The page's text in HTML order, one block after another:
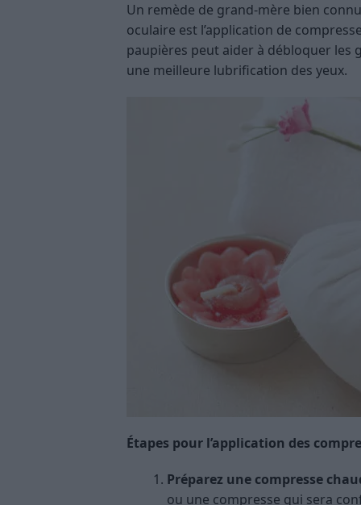
Un remède de grand-mère bien
oculaire est l’application de
paupières peut aider à débloquer les
une meilleure lubrification des yeux.
Étapes pour l’application des
Préparez une compresse
ou une compresse qui sera